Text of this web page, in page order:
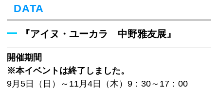
DATA
『アイヌ・ユーカラ 中野雅友展』
開催期間
※本イベントは終了しました。
9月5日（日）～11月4日（木）9：30～17：00